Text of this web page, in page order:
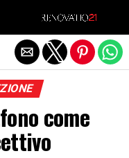
come
Exit mobile version